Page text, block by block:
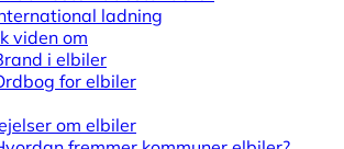
ladning
viden om
i elbiler
for elbiler
om elbiler